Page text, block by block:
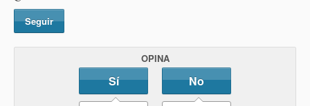
Seguir
OPINA
Sí No